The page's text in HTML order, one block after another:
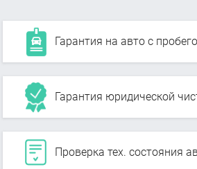
Гарантия на авто с
Гарантия юридической
Проверка тех. состояния